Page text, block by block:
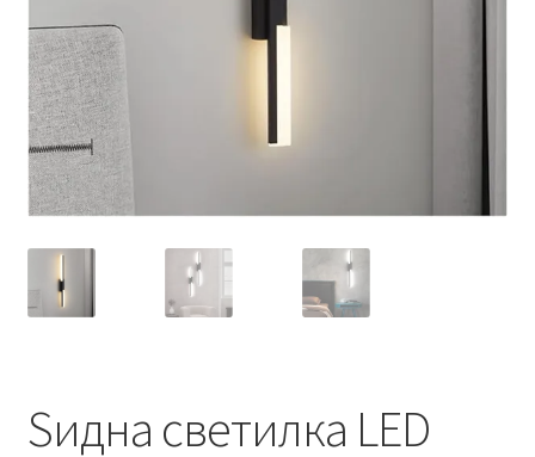
Услови за користење
Ѕидна светилка LED